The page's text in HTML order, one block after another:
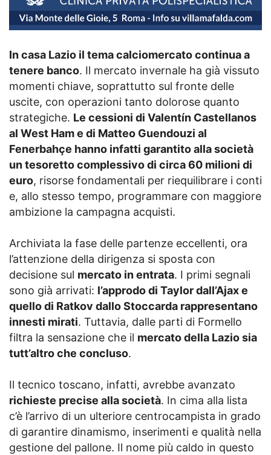
In casa Lazio il tema calciomercato continua a
tenere banco. Il mercato invernale ha già vissuto
momenti chiave, soprattutto sul fronte delle
uscite, con operazioni tanto dolorose quanto
strategiche. Le cessioni di Valentín Castellanos
al West Ham e di Matteo Guendouzi al
Fenerbahçe hanno infatti garantito alla società
un tesoretto complessivo di circa 60 milioni di
euro, risorse fondamentali per riequilibrare i conti
e, allo stesso tempo, programmare con maggiore
ambizione la campagna acquisti.
Archiviata la fase delle partenze eccellenti, ora
l’attenzione della dirigenza si sposta con
decisione sul mercato in entrata. I primi segnali
sono già arrivati: l’approdo di Taylor dall’Ajax e
quello di Ratkov dallo Stoccarda rappresentano
innesti mirati. Tuttavia, dalle parti di Formello
filtra la sensazione che il mercato della Lazio sia
tutt’altro che concluso.
Il tecnico toscano, infatti, avrebbe avanzato
richieste precise alla società. In cima alla lista
c’è l’arrivo di un ulteriore centrocampista in grado
di garantire dinamismo, inserimenti e qualità nella
gestione del pallone. Il nome più caldo in questo